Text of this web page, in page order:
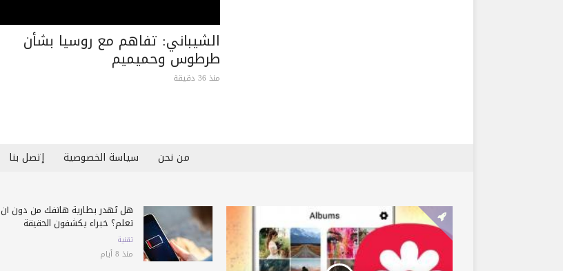
الشيباني: تفاهم مع روسيا بشأن
طرطوس وحميميم
منذ 36 دقيقة
من نحن سياسة الخصوصية إتصل بنا
هل تُهدر بطارية هاتفك من دون أن
تعلم؟ خبراء يكشفون الحقيقة
تقنية
منذ 8 أيام